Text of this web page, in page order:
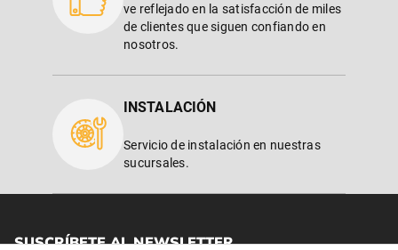
ve reflejado en la satisfacción de miles
de clientes que siguen confiando en
nosotros.
INSTALACIÓN
Servicio de instalación en nuestras
sucursales.
SUSCRÍBETE AL NEWSLETTER